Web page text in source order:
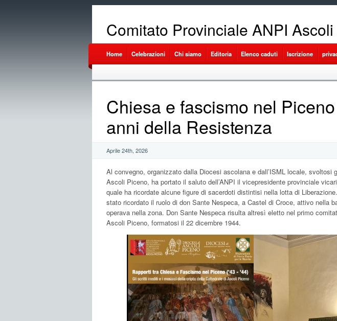
Comitato Provinciale ANPI
Home Celebrazioni Chi siamo Editoria Elenco caduti Iscrizione
Chiesa e fascismo nel
anni della Resistenza
Aprile 24th, 2026
Al convegno, organizzato dalla Diocesi ascolana e dall’ISML locale, svoltosi
Ascoli Piceno, ha portato il saluto dell’ANPI il vicepresidente provinciale
quale ha ricordate alcune figure di sacerdoti distintisi nella lotta di
stato ricordato il ruolo di don Sante Nespeca, a Castel di Croce, attivo nella
operava nella zona. Don Sante Nespeca risulta altresì eletto nel primo
Ascoli Piceno, formatosi il 22 dicembre 1944.